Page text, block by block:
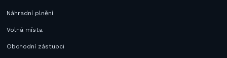
Náhradní plnění
Volná místa
Obchodní zástupci